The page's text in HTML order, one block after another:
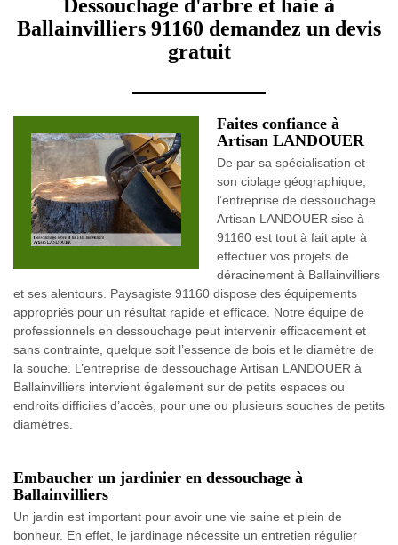
Dessouchage d'arbre et haie à
Ballainvilliers 91160 demandez un devis
gratuit
Faites confiance à
Artisan LANDOUER
De par sa spécialisation et
son ciblage géographique,
l’entreprise de dessouchage
Artisan LANDOUER sise à
91160 est tout à fait apte à
effectuer vos projets de
déracinement à Ballainvilliers
et ses alentours. Paysagiste 91160 dispose des équipements
appropriés pour un résultat rapide et efficace. Notre équipe de
professionnels en dessouchage peut intervenir efficacement et
sans contrainte, quelque soit l’essence de bois et le diamètre de
la souche. L’entreprise de dessouchage Artisan LANDOUER à
Ballainvilliers intervient également sur de petits espaces ou
endroits difficiles d’accès, pour une ou plusieurs souches de petits
diamètres.
Embaucher un jardinier en dessouchage à
Ballainvilliers
Un jardin est important pour avoir une vie saine et plein de
bonheur. En effet, le jardinage nécessite un entretien régulier